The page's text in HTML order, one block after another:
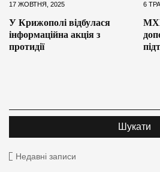
17 ЖОВТНЯ, 2025
У Крижополі відбулася
інформаційна акція з
протидії
6
Недавні записи